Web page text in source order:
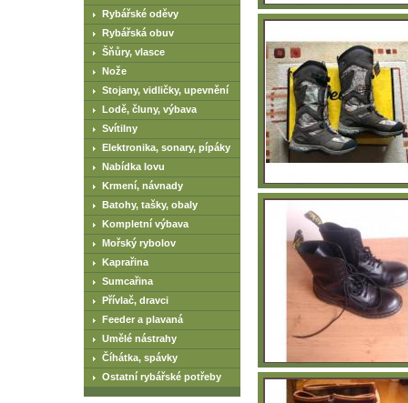
Rybářské oděvy
Rybářská obuv
Šňůry, vlasce
Nože
Stojany, vidličky, upevnění
Lodě, čluny, výbava
Svítilny
Elektronika, sonary, pípáky
Nabídka lovu
Krmení, návnady
Batohy, tašky, obaly
Kompletní výbava
Mořský rybolov
Kaprařina
Sumcařina
Přívlač, dravci
Feeder a plavaná
Umělé nástrahy
Číhátka, spávky
Ostatní rybářské potřeby